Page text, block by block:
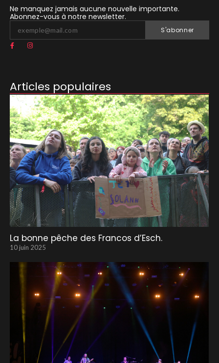
Ne manquez jamais aucune nouvelle importante.
Abonnez-vous à notre newsletter.
S'abonner
Articles populaires
La bonne pêche des Francos d’Esch.
10 juin 2025